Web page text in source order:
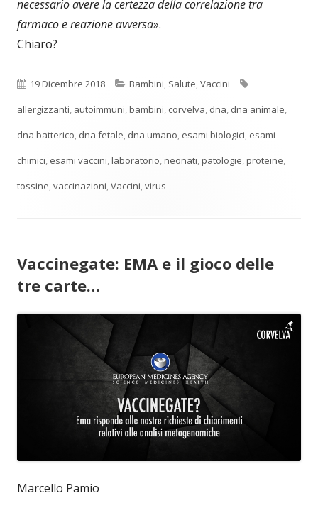
necessario avere la certezza della correlazione tra
farmaco e reazione avversa».
Chiaro?
Pubblicato
19 Dicembre 2018 Categorie
Bambini Salute Vaccini
allergizzanti autoimmuni bambini corvelva dna dna animale
dna batterico dna fetale dna umano esami biologici esami
chimici esami vaccini laboratorio neonati patologie proteine
tossine vaccinazioni Vaccini virus
Vaccinegate: EMA e il gioco delle
tre carte…
Marcello Pamio